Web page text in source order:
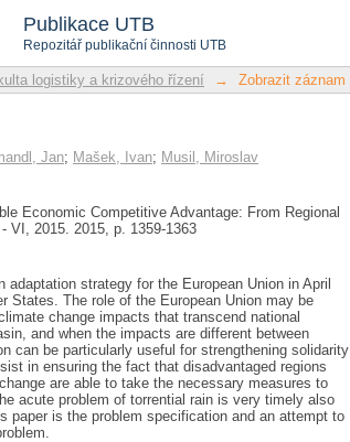
Publikace UTB
Repozitář publikační činnosti UTB
logistiky a krizového řízení → Zobrazit záznam
Jan; Mašek, Ivan; Musil, Miroslav
Economic Competitive Advantage: From Regional
VI, 2015. 2015, p. 1359-1363
strategy for the European Union in April
States. The role of the European Union may be
change impacts that transcend national
and when the impacts are different between
can be particularly useful for strengthening solidarity
in ensuring the fact that disadvantaged regions
are able to take the necessary measures to
acute problem of torrential rain is very timely also
paper is the problem specification and an attempt to